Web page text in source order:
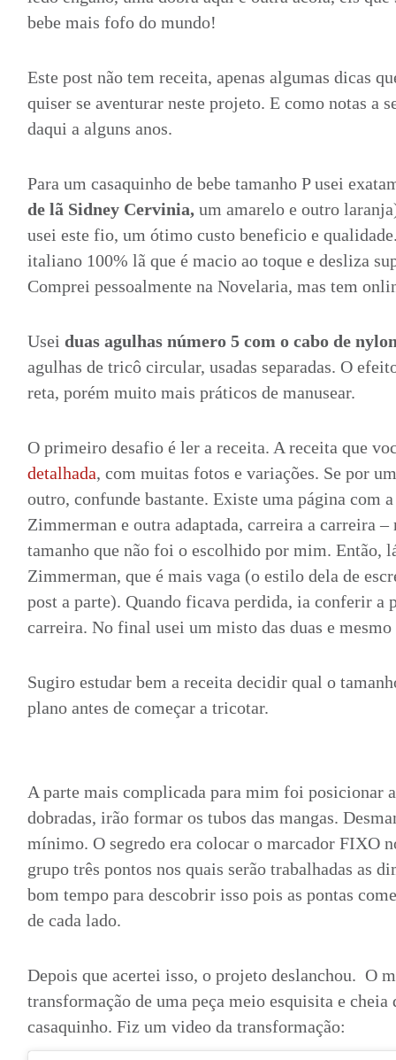
bebe mais fofo do mundo!
Este post não tem receita, apenas algumas dicas
quiser se aventurar neste projeto. E como notas a
daqui a alguns anos.
Para um casaquinho de bebe tamanho P usei
de lã Sidney Cervinia, um amarelo e outro
usei este fio, um ótimo custo beneficio e
italiano 100% lã que é macio ao toque e desliza
Comprei pessoalmente na Novelaria, mas tem
Usei duas agulhas número 5 com o cabo de
agulhas de tricô circular, usadas separadas. O
reta, porém muito mais práticos de manusear.
O primeiro desafio é ler a receita. A receita que
detalhada, com muitas fotos e variações. Se por
outro, confunde bastante. Existe uma página com
Zimmerman e outra adaptada, carreira a carreira –
tamanho que não foi o escolhido por mim. Então,
Zimmerman, que é mais vaga (o estilo dela de
post a parte). Quando ficava perdida, ia conferir a
carreira. No final usei um misto das duas e
Sugiro estudar bem a receita decidir qual o
plano antes de começar a tricotar.
A parte mais complicada para mim foi posicionar
dobradas, irão formar os tubos das mangas.
mínimo. O segredo era colocar o marcador FIXO
grupo três pontos nos quais serão trabalhadas as
bom tempo para descobrir isso pois as pontas
de cada lado.
Depois que acertei isso, o projeto deslanchou. O
transformação de uma peça meio esquisita e cheia
casaquinho. Fiz um video da transformação: